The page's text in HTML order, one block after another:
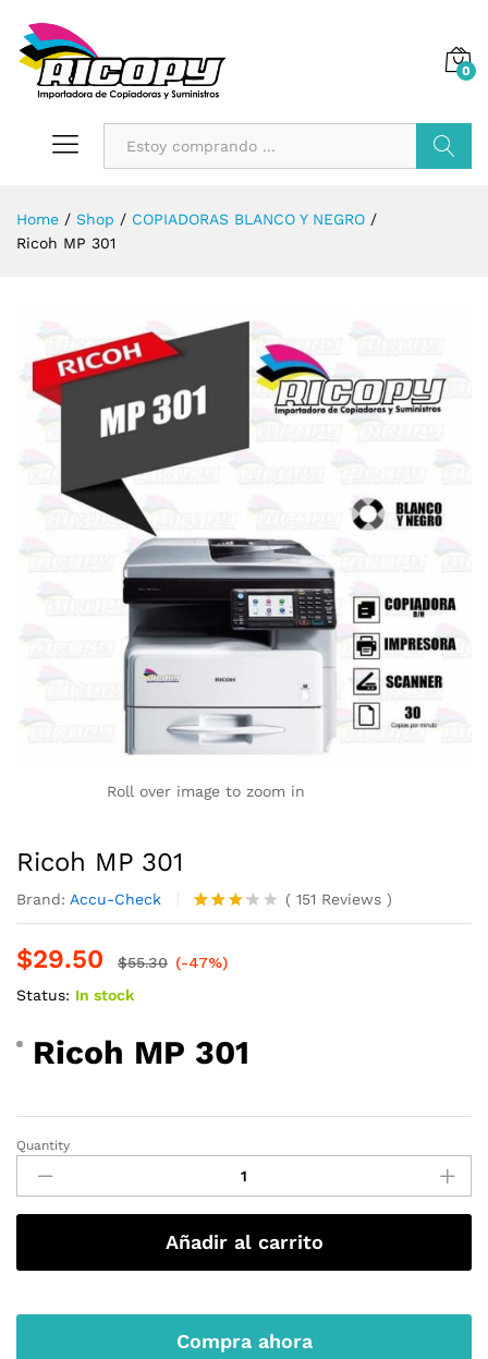
0
Home / Shop / COPIADORAS BLANCO Y NEGRO /
Ricoh MP 301
Roll over image to zoom in
Ricoh MP 301
Brand: Accu-Check
Valorad
3.18
de 5
110
valoraci
ones
s
( 151 Reviews )
$29.50 $55.30 (-47%)
Status: In stock
Ricoh MP 301
Ricoh
301
quantity
Quantity
Añadir al carrito
Compra ahora